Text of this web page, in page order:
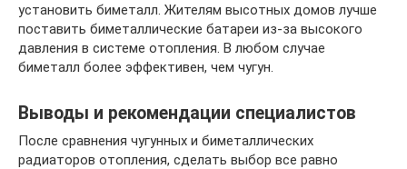
установить биметалл. Жителям высотных домов лучше
поставить биметаллические батареи из-за высокого
давления в системе отопления. В любом случае
биметалл более эффективен, чем чугун.
Выводы и рекомендации специалистов
После сравнения чугунных и биметаллических
радиаторов отопления, сделать выбор все равно